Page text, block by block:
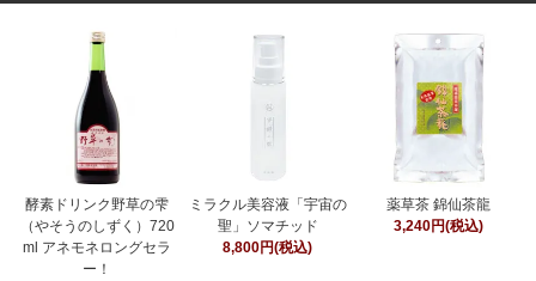
酵素ドリンク野草の雫
（やそうのしずく）720
ml アネモネロングセラ
ー！
ミラクル美容液「宇宙の
聖」ソマチッド
8,800円(税込)
薬草茶 錦仙茶龍
3,240円(税込)